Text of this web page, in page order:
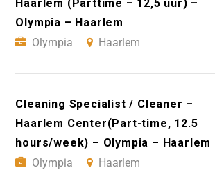
Haarlem (Parttime – 12,5 uur) –
Olympia – Haarlem
Olympia
Haarlem
Cleaning Specialist / Cleaner –
Haarlem Center(Part-time, 12.5
hours/week) – Olympia – Haarlem
Olympia
Haarlem